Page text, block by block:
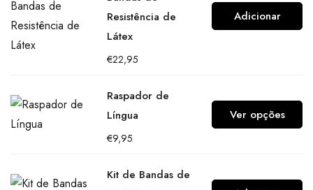
Resistência de
Látex
€22,95
Adicionar
Raspador de
Língua
€9,95
Ver opções
Kit de Bandas de